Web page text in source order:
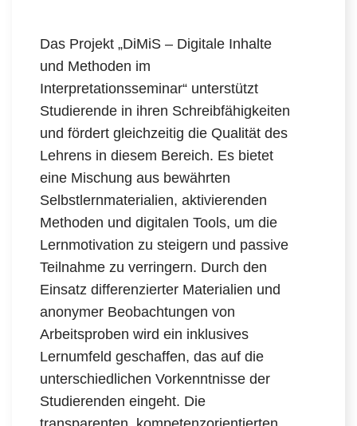
Das Projekt „DiMiS – Digitale Inhalte
und Methoden im
Interpretationsseminar“ unterstützt
Studierende in ihren Schreibfähigkeiten
und fördert gleichzeitig die Qualität des
Lehrens in diesem Bereich. Es bietet
eine Mischung aus bewährten
Selbstlernmaterialien, aktivierenden
Methoden und digitalen Tools, um die
Lernmotivation zu steigern und passive
Teilnahme zu verringern. Durch den
Einsatz differenzierter Materialien und
anonymer Beobachtungen von
Arbeitsproben wird ein inklusives
Lernumfeld geschaffen, das auf die
unterschiedlichen Vorkenntnisse der
Studierenden eingeht. Die